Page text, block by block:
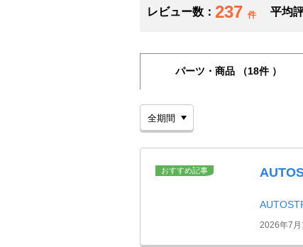
レビュー数： 237 件 平均
パーツ・商品 （18件 ）
おすすめ記事
2026年7月